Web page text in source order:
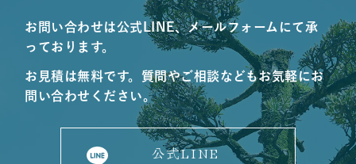
お問い合わせは公式LINE、メールフォームにて承
っております。
お見積は無料です。質問やご相談などもお気軽にお
問い合わせください。
公式LINE